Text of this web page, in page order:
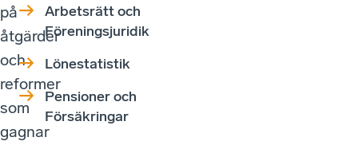
på
åtgärder
och
reformer
som
gagnar
Arbetsrätt och
Föreningsjuridik
Lönestatistik
Pensioner och
Försäkringar